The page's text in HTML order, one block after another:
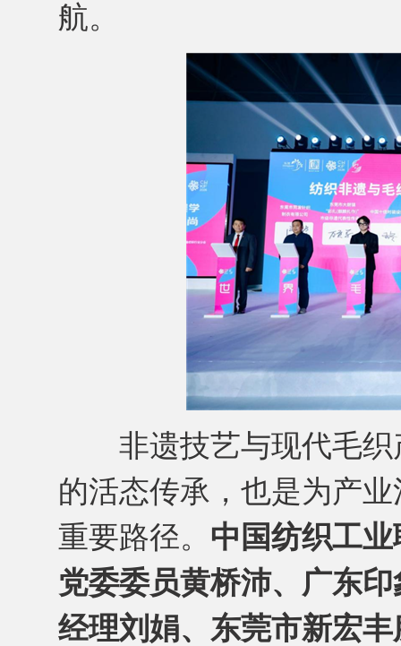
航。
非遗技艺与现代毛织
的活态传承，也是为产
重要路径。 中国纺织工
党委委员黄桥沛、广东
经理刘娟、东莞市新宏